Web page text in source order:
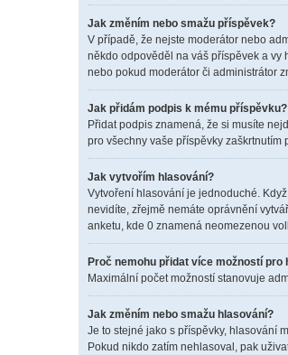
Jak změním nebo smažu příspěvek?
V případě, že nejste moderátor nebo
někdo odpověděl na váš příspěvek a vy
nebo pokud moderátor či administrátor
Jak přidám podpis k mému příspěvku?
Přidat podpis znamená, že si musíte
pro všechny vaše příspěvky
Jak vytvořím hlasování?
Vytvoření hlasování je jednoduché.
nevidíte, zřejmě nemáte oprávnění
anketu, kde 0 znamená neomezenou
Proč nemohu přidat více možností pro
Maximální počet možností stanovuje
Jak změním nebo smažu hlasování?
Je to stejné jako s příspěvky, hlasování
Pokud nikdo zatím nehlasoval, pak